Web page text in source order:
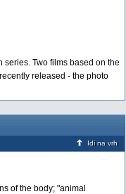
series. Two films based on the
released - the photo
Idi na vrh
of the body; "animal